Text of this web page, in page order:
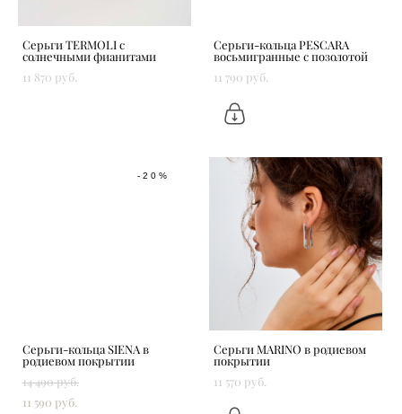
Серьги TERMOLI с
солнечными фианитами
11 870 pуб.
Серьги-кольца PESCARA
восьмигранные с позолотой
11 790 pуб.
-20%
Серьги-кольца SIENA в
родиевом покрытии
14 490 pуб.
11 590 pуб.
Серьги MARINO в родиевом
покрытии
11 570 pуб.